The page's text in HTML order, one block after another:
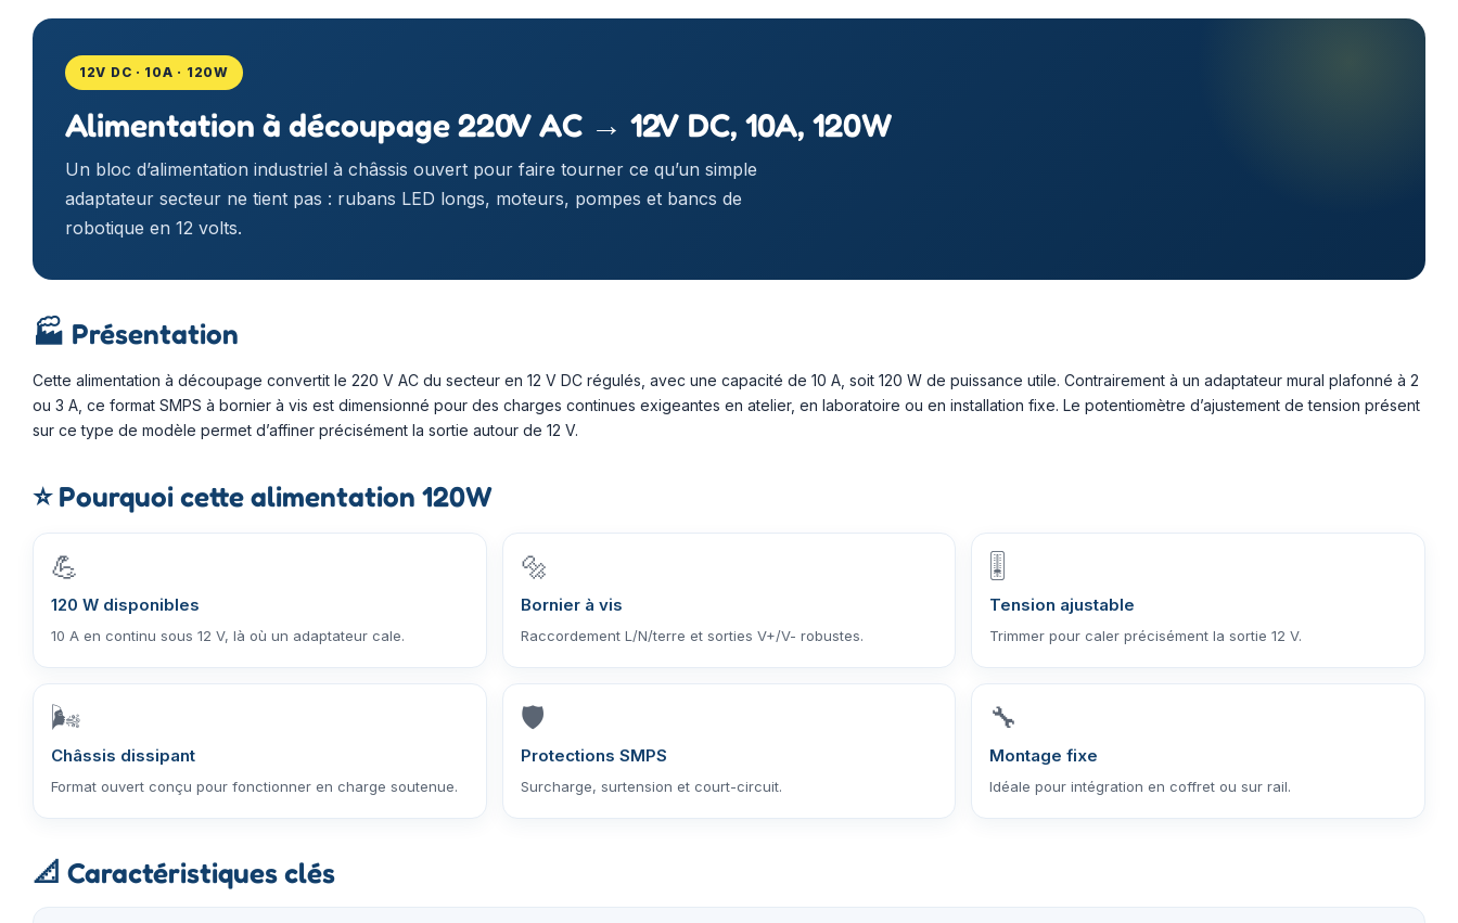
12V DC · 10A · 120W
Alimentation à découpage 220V AC → 12V DC, 10A, 120W
Un bloc d’alimentation industriel à châssis ouvert pour faire tourner ce qu’un simple
adaptateur secteur ne tient pas : rubans LED longs, moteurs, pompes et bancs de
robotique en 12 volts.
🏭 Présentation
Cette alimentation à découpage convertit le 220 V AC du secteur en 12 V DC régulés, avec une capacité de 10 A, soit 120 W de puissance utile. Contrairement à un adaptateur mural plafonné à 2
ou 3 A, ce format SMPS à bornier à vis est dimensionné pour des charges continues exigeantes en atelier, en laboratoire ou en installation fixe. Le potentiomètre d’ajustement de tension présent
sur ce type de modèle permet d’affiner précisément la sortie autour de 12 V.
⭐Pourquoi cette alimentation 120W
💪
120 W disponibles
10 A en continu sous 12 V, là où un adaptateur cale.
🔩
Bornier à vis
Raccordement L/N/terre et sorties V+/V- robustes.
🎚️
Tension ajustable
Trimmer pour caler précisément la sortie 12 V.
🌬️
Châssis dissipant
Format ouvert conçu pour fonctionner en charge soutenue.
🛡️
Protections SMPS
Surcharge, surtension et court-circuit.
🔧
Montage fixe
Idéale pour intégration en coffret ou sur rail.
📐 Caractéristiques clés